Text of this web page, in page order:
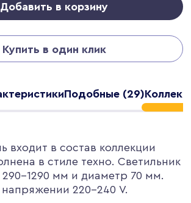
Добавить в корзину
Купить в один клик
Подобные (29)
входит в состав коллекции
в стиле техно. Светильник
290-1290 мм и диаметр 70 мм.
220-240 V.